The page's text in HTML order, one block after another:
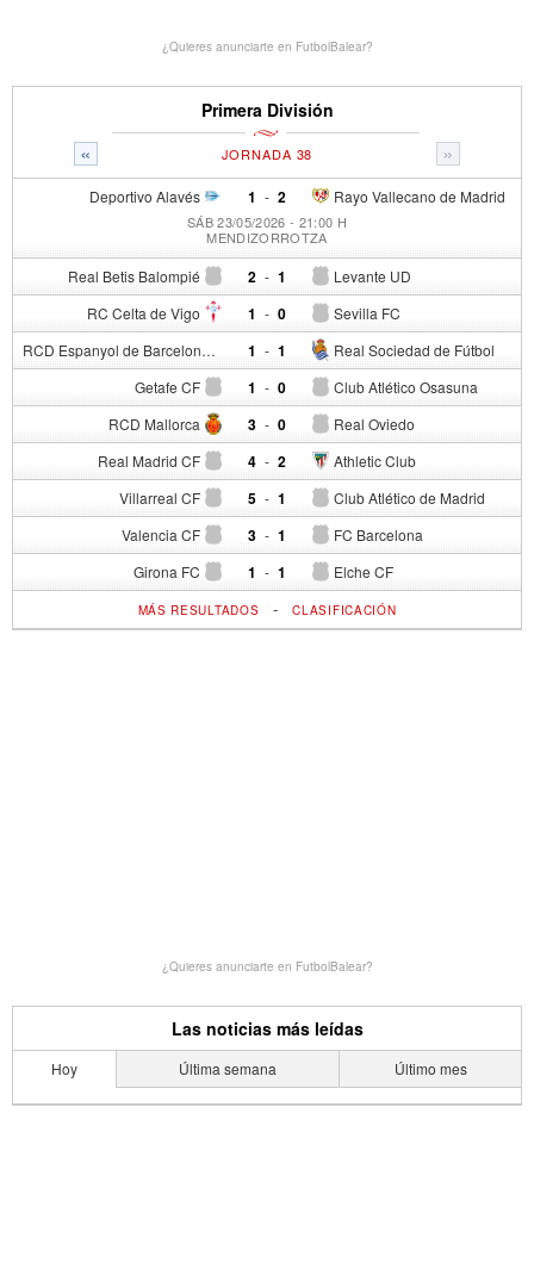
¿Quieres anunciarte en FutbolBalear?
Primera División
« »
JORNADA 38
Deportivo Alavés 1 - Rayo Vallecano de Madrid
2
SÁB 23/05/2026 - 21:00 H
MENDIZORROTZA
Real Betis Balompié 2 - Levante UD
1
RC Celta de Vigo 1 - Sevilla FC
0
RCD Espanyol de Barcelona 1 - Real Sociedad de Fútbol
1
Getafe CF 1 - Club Atlético Osasuna
0
RCD Mallorca 3 - Real Oviedo
0
Real Madrid CF 4 - Athletic Club
2
Villarreal CF 5 - Club Atlético de Madrid
1
Valencia CF 3 - FC Barcelona
1
Girona FC 1 - Elche CF
1
MÁS RESULTADOS -CLASIFICACIÓN
¿Quieres anunciarte en FutbolBalear?
Las noticias más leídas
Hoy Última semana Último mes